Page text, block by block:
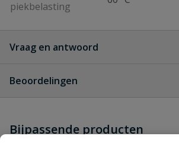
piekbelasting
Vraag en antwoord
dit product?
Beoordelingen
Schrijf zelf een beoordeling
Bijpassende producten